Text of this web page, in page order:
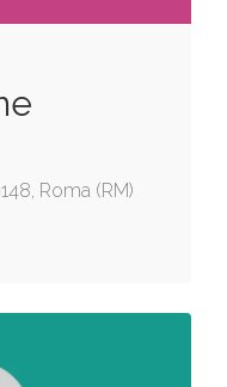
Roma (RM)